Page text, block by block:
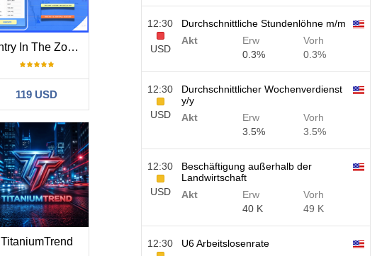
Entry In The Zone with SMC Multi Timeframe
119 USD
TitaniumTrend
12:30
USD
Durchschnittliche Stundenlöhne m/m
Akt
Erw
0.3%
Vorh
0.3%
12:30
USD
Durchschnittlicher Wochenverdienst
y/y
Akt
Erw
3.5%
Vorh
3.5%
12:30
USD
Beschäftigung außerhalb der
Landwirtschaft
Akt
Erw
40 K
Vorh
49 K
12:30
U6 Arbeitslosenrate